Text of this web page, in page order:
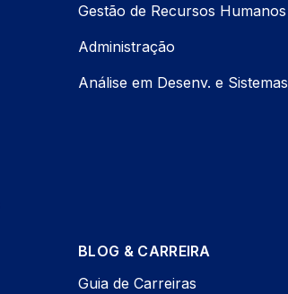
Gestão de Recursos Humanos
Administração
Análise em Desenv. e Sistemas
BLOG & CARREIRA
Guia de Carreiras